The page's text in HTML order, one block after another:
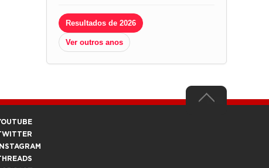
Resultados de 2026
Ver outros anos
INSTAGRAM